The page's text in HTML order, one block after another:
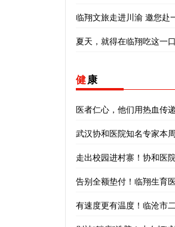
临翔文旅走进川渝 邀您赴
夏天，就得在临翔吃这一
健康
医者仁心，他们用热血传